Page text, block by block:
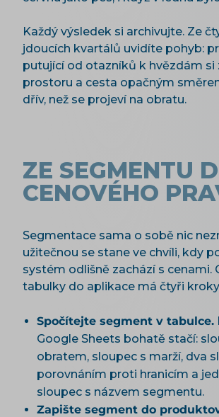
Každý výsledek si archivujte. Ze
jdoucích kvartálů uvidíte pohyb:
putující od otazníků k hvězdám si
prostoru a cesta opačným
dřív, než se projeví na obratu.
ZE SEGMENTU
CENOVÉHO
Segmentace sama o sobě nic
užitečnou se stane ve chvíli, kdy
systém odlišně zachází s cenami.
tabulky do aplikace má čtyři
Spočítejte segment v tabulce.
Google Sheets bohatě stačí:
obratem, sloupec s marží, dva
porovnáním proti hranicím a
sloupec s názvem segmentu.
Zapište segment do